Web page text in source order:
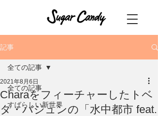
記事
全ての記事
すばらしい新世界
全ての記事
Charaをフィーチャーしたトベ
タ・バジュンの「水中都市 feat.
2021年8月6日